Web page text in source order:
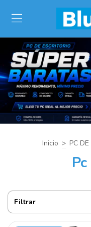
Inicio > PC DE
Filtrar